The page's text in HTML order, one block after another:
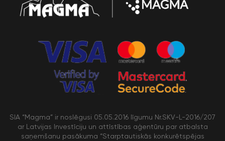
SIA “Magma” ir noslēgusi 05.05.2016 līgumu Nr.SKV-L-2016/207
ar Latvijas Investīciju un attīstības aģentūru par atbalsta
saņemšanu pasākuma “Starptautiskās konkurētspējas